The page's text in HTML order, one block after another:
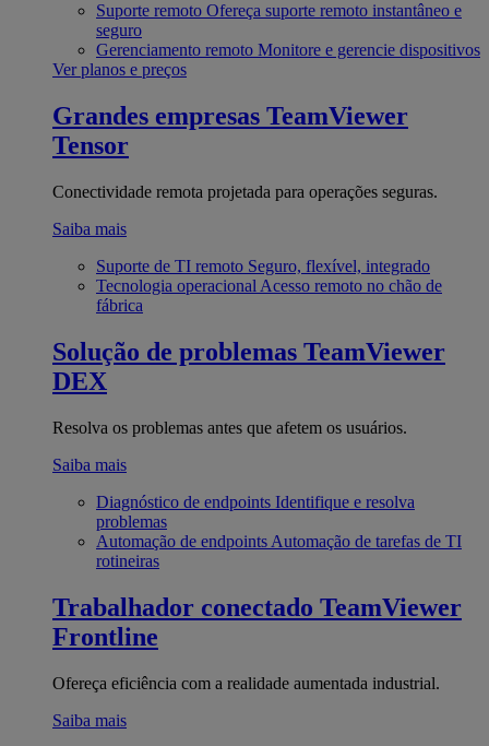
Suporte remoto Ofereça suporte remoto instantâneo e
seguro
Gerenciamento remoto Monitore e gerencie dispositivos
Ver planos e preços
Grandes empresas TeamViewer
Tensor
Conectividade remota projetada para operações seguras.
Saiba mais
Suporte de TI remoto Seguro, flexível, integrado
Tecnologia operacional Acesso remoto no chão de
fábrica
Solução de problemas TeamViewer
DEX
Resolva os problemas antes que afetem os usuários.
Saiba mais
Diagnóstico de endpoints Identifique e resolva
problemas
Automação de endpoints Automação de tarefas de TI
rotineiras
Trabalhador conectado TeamViewer
Frontline
Ofereça eficiência com a realidade aumentada industrial.
Saiba mais